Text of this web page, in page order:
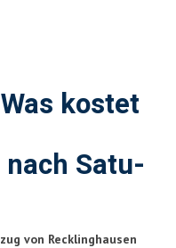
kostet
Satu-
von Recklinghausen